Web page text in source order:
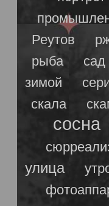
Реутов
рыба
сад
зимой
скала
сосна
улица